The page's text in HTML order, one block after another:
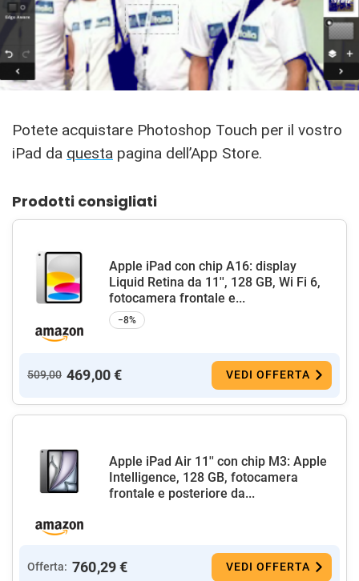
Potete acquistare Photoshop Touch per il vostro
iPad da questa pagina dell’App Store.
Prodotti consigliati
Apple iPad con chip A16: display
Liquid Retina da 11'', 128 GB, Wi Fi 6,
fotocamera frontale e...
−8%
509,00 469,00 € VEDI OFFERTA
Apple iPad Air 11'' con chip M3: Apple
Intelligence, 128 GB, fotocamera
frontale e posteriore da...
Offerta: 760,29 € VEDI OFFERTA